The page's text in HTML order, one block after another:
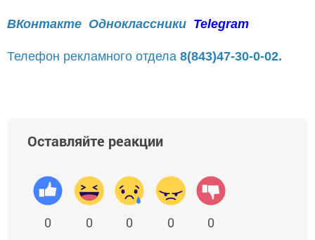
ВКонтакте Одноклассники Telegram
Телефон рекламного отдела 8(843)47-30-0-02.
Оставляйте реакции
0 0 0 0 0